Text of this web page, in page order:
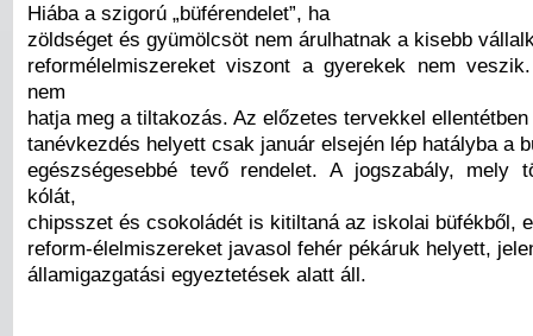
Hiába a szigorú „büférendelet”, ha
zöldséget és gyümölcsöt nem árulhatnak a kisebb
reformélelmiszereket viszont a gyerekek nem
nem
hatja meg a tiltakozás. Az előzetes tervekkel
tanévkezdés helyett csak január elsején lép hatályba a
egészségesebbé tevő rendelet. A jogszabály, mely
kólát,
chipsszet és csokoládét is kitiltaná az iskolai büfékből,
reform-élelmiszereket javasol fehér pékáruk helyett,
államigazgatási egyeztetések alatt áll.